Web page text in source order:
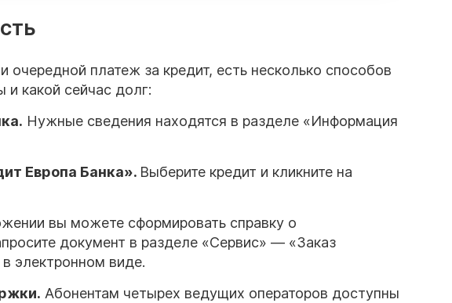
очередной платеж за кредит, есть несколько способов
какой сейчас долг:
Нужные сведения находятся в разделе «Информация
Европа Банка». Выберите кредит и кликните на
вы можете сформировать справку о
документ в разделе «Сервис» — «Заказ
электронном виде.
Абонентам четырех ведущих операторов доступны